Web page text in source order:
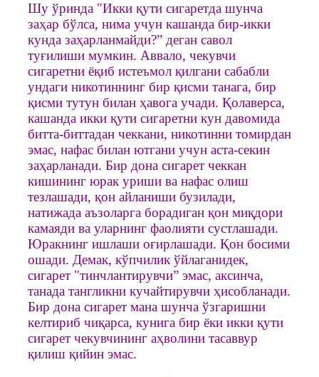
Шу ўринда "Икки қути сигаретда шунча
заҳар бўлса, нима учун кашанда бир-икки
кунда заҳарланмайди?” деган савол
туғилиши мумкин. Аввало, чекувчи
сигаретни ёқиб истеъмол қилгани сабабли
ундаги никотиннинг бир қисми танага, бир
қисми тутун билан ҳавога учади. Қолаверса,
кашанда икки қути сигаретни кун давомида
битта-биттадан чеккани, никотинни томирдан
эмас, нафас билан ютгани учун аста-секин
заҳарланади. Бир дона сигарет чеккан
кишининг юрак уриши ва нафас олиш
тезлашади, қон айланиши бузилади,
натижада аъзоларга борадиган қон миқдори
камаяди ва уларнинг фаолияти сустлашади.
Юракнинг ишлаши оғирлашади. Қон босими
ошади. Демак, кўпчилик ўйлаганидек,
сигарет "тинчлантирувчи” эмас, аксинча,
танада тангликни кучайтирувчи ҳисобланади.
Бир дона сигарет мана шунча ўзгаришни
келтириб чиқарса, кунига бир ёки икки қути
сигарет чекувчининг аҳволини тасаввур
қилиш қийин эмас.